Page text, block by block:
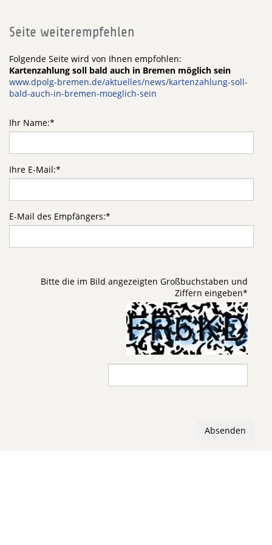
Seite weiterempfehlen
Folgende Seite wird von Ihnen empfohlen:
Kartenzahlung soll bald auch in Bremen möglich sein
www.dpolg-bremen.de/aktuelles/news/kartenzahlung-soll-
bald-auch-in-bremen-moeglich-sein
Ihr Name:*
Ihre E-Mail:*
E-Mail des Empfängers:*
Bitte die im Bild angezeigten Großbuchstaben und
Ziffern eingeben*
Absenden